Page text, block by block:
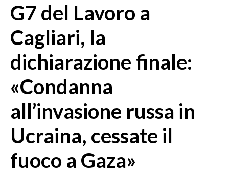
MEDIO CAMPIDANO
SASSARI E PROVINCIA
GALLURA
NUORO E PROVINCIA
OGLIASTRA
AGENDA
CRONACA
ITALIA
MONDO
G7 del Lavoro a
Cagliari, la
dichiarazione finale:
«Condanna
all’invasione russa in
Ucraina, cessate il
fuoco a Gaza»